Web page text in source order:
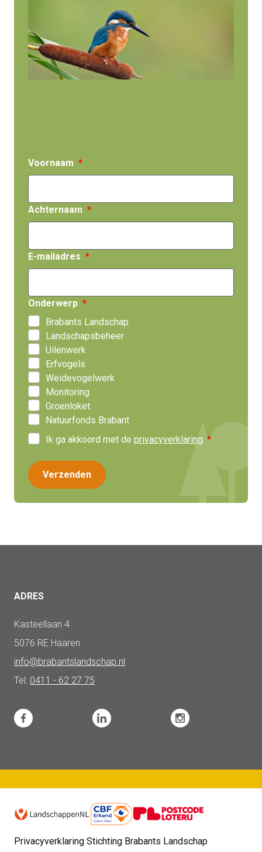
Voornaam
Achternaam
E-mailadres
Onderwerp
Brabants Landschap
Landschapsbeheer
Uilenwerk
Erfvogels
Weidevogelwerk
Monitoring
Groenloket
Natuurfonds Brabant
Ik ga akkoord met de privacyverklaring
ADRES
Kasteellaan 4
5076 RE Haaren
info@brabantslandschap.nl
Tel: 0411 - 62 27 75
Privacyverklaring Stichting Brabants Landschap